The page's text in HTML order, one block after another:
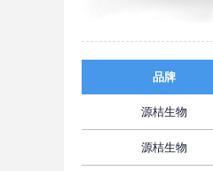
品牌
源桔生物
源桔生物